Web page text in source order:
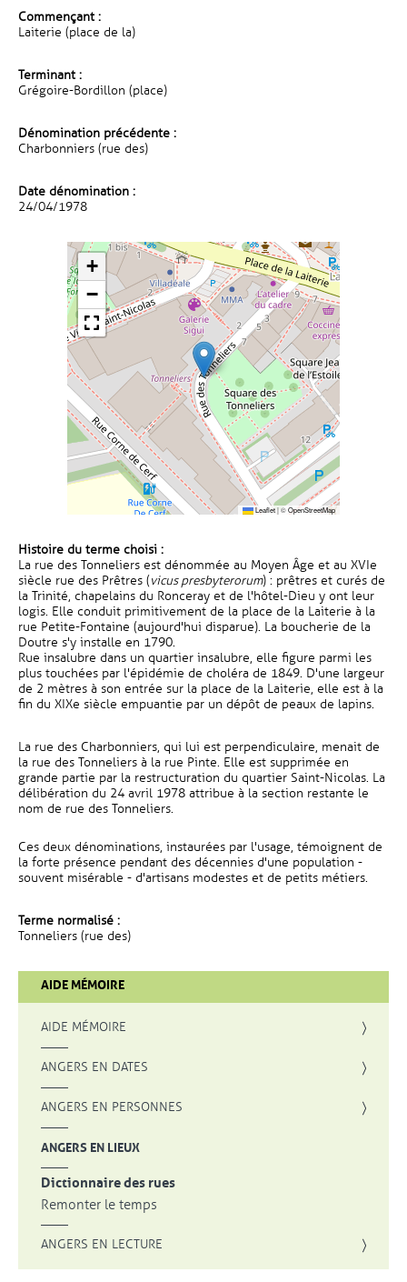
Commençant :
Laiterie (place de la)
Terminant :
Grégoire-Bordillon (place)
Dénomination précédente :
Charbonniers (rue des)
Date dénomination :
24/04/1978
+
−
Leaflet|©OpenStreetMap
Histoire du terme choisi :
La rue des Tonneliers est dénommée au Moyen Âge et au XVIe
siècle rue des Prêtres (vicus presbyterorum) : prêtres et curés de
la Trinité, chapelains du Ronceray et de l'hôtel-Dieu y ont leur
logis. Elle conduit primitivement de la place de la Laiterie à la
rue Petite-Fontaine (aujourd'hui disparue). La boucherie de la
Doutre s'y installe en 1790.
Rue insalubre dans un quartier insalubre, elle figure parmi les
plus touchées par l'épidémie de choléra de 1849. D'une largeur
de 2 mètres à son entrée sur la place de la Laiterie, elle est à la
fin du XIXe siècle empuantie par un dépôt de peaux de lapins.
La rue des Charbonniers, qui lui est perpendiculaire, menait de
la rue des Tonneliers à la rue Pinte. Elle est supprimée en
grande partie par la restructuration du quartier Saint-Nicolas. La
délibération du 24 avril 1978 attribue à la section restante le
nom de rue des Tonneliers.
Ces deux dénominations, instaurées par l'usage, témoignent de
la forte présence pendant des décennies d'une population -
souvent misérable - d'artisans modestes et de petits métiers.
Terme normalisé :
Tonneliers (rue des)
AIDE MÉMOIRE
AIDE MÉMOIRE
ANGERS EN DATES
ANGERS EN PERSONNES
ANGERS EN LIEUX
Dictionnaire des rues
Remonter le temps
ANGERS EN LECTURE